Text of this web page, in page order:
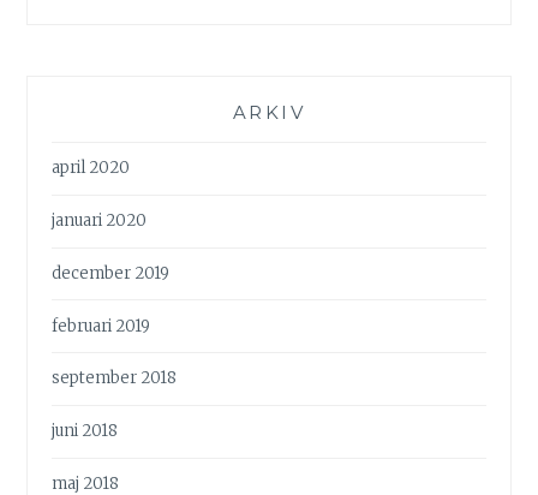
ARKIV
april 2020
januari 2020
december 2019
februari 2019
september 2018
juni 2018
maj 2018